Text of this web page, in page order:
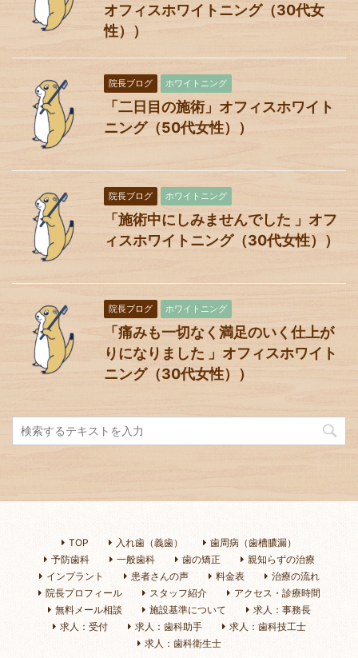
オフィスホワイトニング（30代女
性））
院長ブログ ホワイトニング
「二日目の施術」オフィスホワイト
ニング（50代女性））
院長ブログ ホワイトニング
「施術中にしみませんでした 」オフ
ィスホワイトニング（30代女性））
院長ブログ ホワイトニング
「痛みも一切なく満足のいく仕上が
りになりました 」オフィスホワイト
ニング（30代女性））
TOP 入れ歯（義歯）
歯周病（歯槽膿漏）
予防歯科
一般歯科 歯の矯正
親知らずの治療
インプラント
患者さんの声 料金表
治療の流れ
院長プロフィール
スタッフ紹介
アクセス・診療時間
無料メール相談
施設基準について
求人：事務長
求人：受付
求人：歯科助手
求人：歯科技工士
求人：歯科衛生士